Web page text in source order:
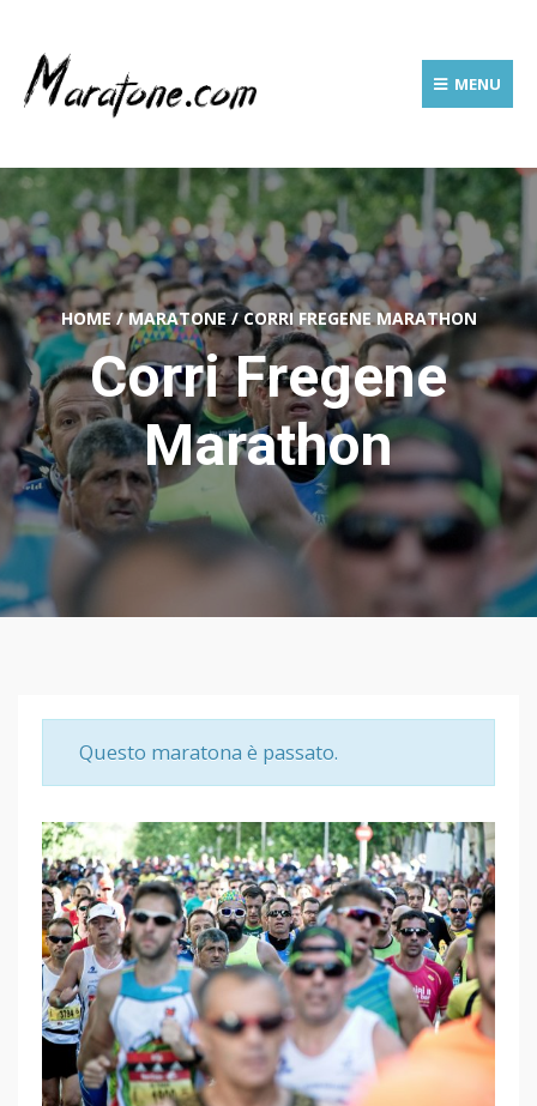
MENU
HOME / MARATONE / CORRI FREGENE MARATHON
Corri Fregene
Marathon
Questo maratona è passato.